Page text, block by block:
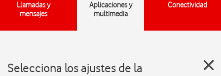
Llamadas y
mensajes
Aplicaciones y
multimedia
Conectividad
Selecciona los ajustes de la